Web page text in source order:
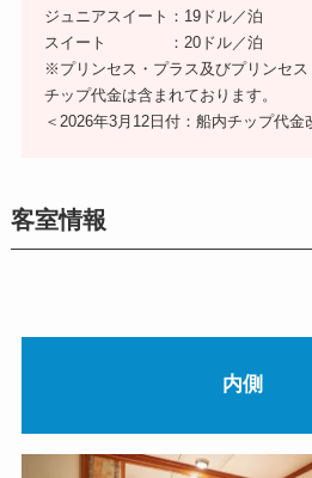
ジュニアスイート：19ドル／泊
スイート ：20ドル／泊
※プリンセス・プラス及びプリンセス
チップ代金は含まれております。
＜2026年3月12日付：船内チップ代金
客室情報
内側